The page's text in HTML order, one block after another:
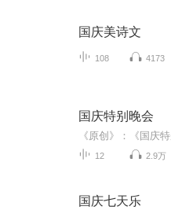
国庆美诗文
108 4173
国庆特别晚会
12 2.9万
国庆七天乐